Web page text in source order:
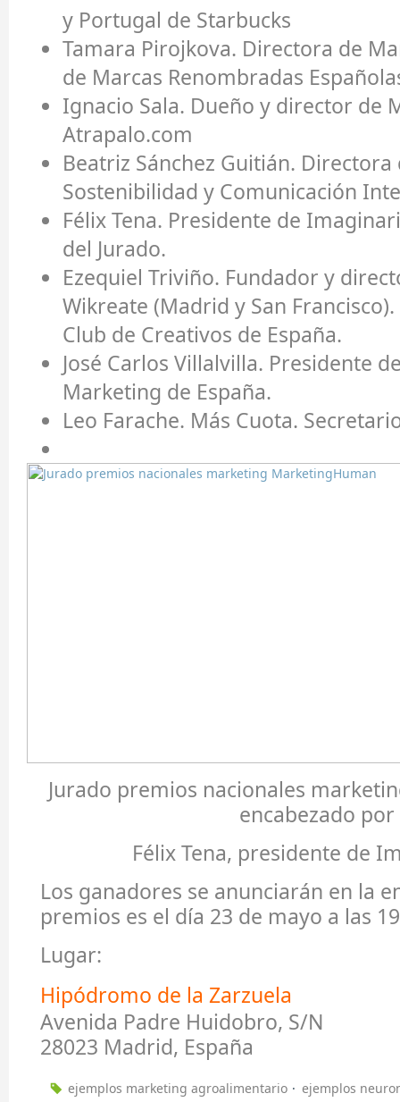
y Portugal de Starbucks
Tamara Pirojkova. Directora de
de Marcas Renombradas
Ignacio Sala. Dueño y director de
Atrapalo.com
Beatriz Sánchez Guitián. Directora
Sostenibilidad y Comunicación
Félix Tena. Presidente de
del Jurado.
Ezequiel Triviño. Fundador y
Wikreate (Madrid y San
Club de Creativos de España.
José Carlos Villalvilla. Presidente
Marketing de España.
Leo Farache. Más Cuota.
Jurado premios nacionales
encabezado por
Félix Tena, presidente de
Los ganadores se anunciarán en la
premios es el día 23 de mayo a las
Lugar:
Hipódromo de la Zarzuela
Avenida Padre Huidobro, S/N
28023 Madrid, España
ejemplos marketing agroalimentario
ejemplos